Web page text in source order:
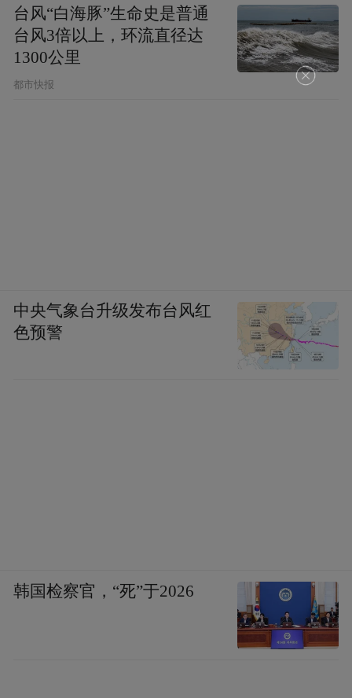
台风“白海豚”生命史是普通
台风3倍以上，环流直径达
1300公里
都市快报
中央气象台升级发布台风红
色预警
韩国检察官，“死”于2026